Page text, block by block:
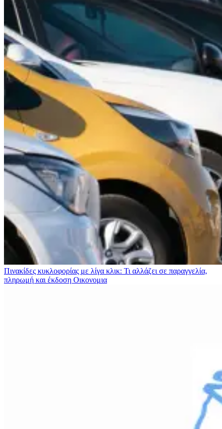
Πινακίδες κυκλοφορίας με λίγα κλικ: Τι αλλάζει σε παραγγελία,
πληρωμή και έκδοση Οικονομια